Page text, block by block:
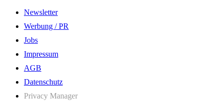
Newsletter
Werbung / PR
Jobs
Impressum
AGB
Datenschutz
Privacy Manager